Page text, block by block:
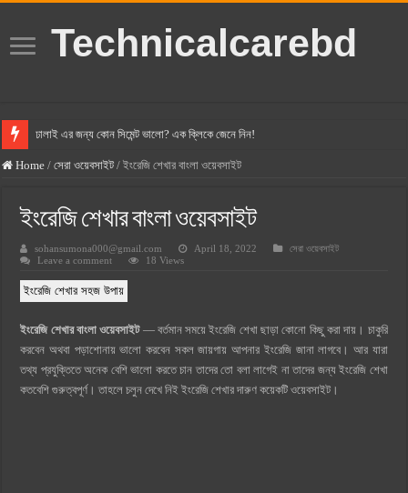
Technicalcarebd
ঢালাই এর জন্য কোন সিমেন্ট ভালো? এক ক্লিকে জেনে নিন!
বসুন্ধরা সিমেন্ট এর দাম ২০২৫
হোলসিম সিমেন্ট দাম ২০২৫
সুপারক্রিট সিমেন্ট দাম ২০২৫
জুডিশিয়াল ম্যাজিস্ট্রেট কি? জুডিশিয়াল ম্যাজিস্ট্রেট এর সুযোগ সুবিধা
ওয়ালটন টিভি কিস্তিতে কেনার নিয়ম ২০২৫
গ্রামে লাভজনক ব্যবসা ২০২৫ ও গ্রামের বাজারে ব্যবসার আইডিয়া
জেনে নিন, বর্তমানে মোবাইল ঘড়ি দাম কত ২০২৫
Home / সেরা ওয়েবসাইট / ইংরেজি শেখার বাংলা ওয়েবসাইট
ইংরেজি শেখার বাংলা ওয়েবসাইট
sohansumona000@gmail.com April 18, 2022
সেরা ওয়েবসাইট
Leave a comment
18 Views
ইংরেজি শেখার সহজ উপায়
ইংরেজি শেখার বাংলা ওয়েবসাইট— বর্তমান সময়ে ইংরেজি শেখা ছাড়া কোনো কিছু করা দায়। চাকুরি
করবেন অথবা পড়াশোনায় ভালো করবেন সকল জায়গায় আপনার ইংরেজি জানা লাগবে। আর যারা
তথ্য প্রযুক্তিতে অনেক বেশি ভালো করতে চান তাদের তো বলা লাগেই না তাদের জন্য ইংরেজি শেখা
কতবেশি গুরুত্বপূর্ণ। তাহলে চলুন দেখে নিই ইংরেজি শেখার দারুণ কয়েকটি ওয়েবসাইট।